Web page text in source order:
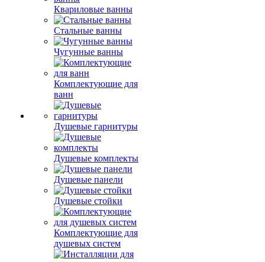
Квариловые ванны
Стальные ванны
Чугунные ванны
Комплектующие для
ванн
Душевые гарнитуры
Душевые комплекты
Душевые панели
Душевые стойки
Комплектующие для
душевых систем